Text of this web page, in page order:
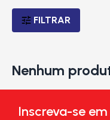
FILTRAR
Nenhum
Inscreva-se